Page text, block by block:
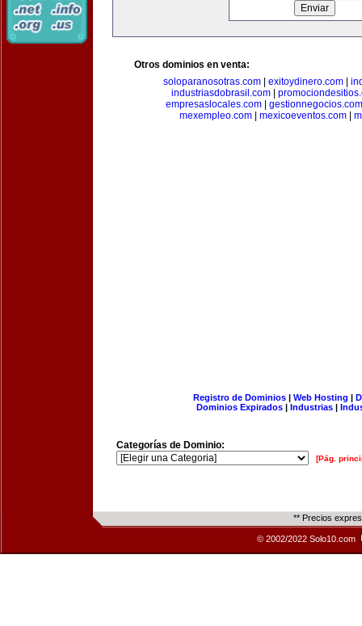
Otros dominios en venta:
soloparanosotras.com
exitoydinero.com
industriasdobrasil.com|
empresaslocales.com| gestionnegocios.com
mexempleo.com| mexicoeventos.com|
Registro de Dominios| Web Hosting |
Dominios Expirados | Industrias |
Categorías de Dominio:
[Pág.
** Precios
© 2002/2022 Solo10.com